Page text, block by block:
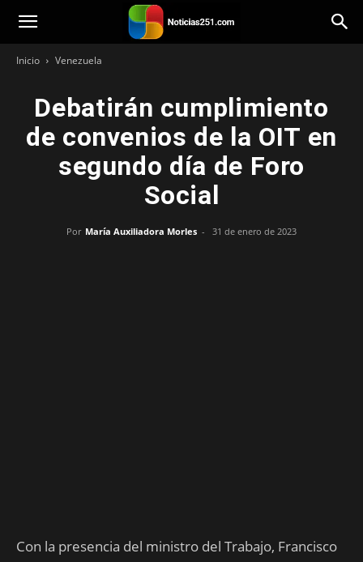
Noticias251
Inicio Venezuela
Debatirán cumplimiento
de convenios de la OIT en
segundo día de Foro
Social
Por María Auxiliadora Morles - 31 de enero de 2023
Con la presencia del ministro del Trabajo, Francisco